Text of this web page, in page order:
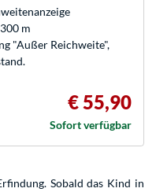
m
"Außer Reichweite",
€ 55,90
Sofort verfügbar
Sobald das Kind in